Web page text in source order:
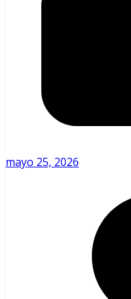
mayo 25, 2026